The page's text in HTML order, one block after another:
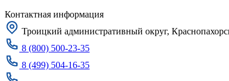
Контактная информация
Троицкий административный округ,
8 (800) 500-23-35
8 (499) 504-16-35